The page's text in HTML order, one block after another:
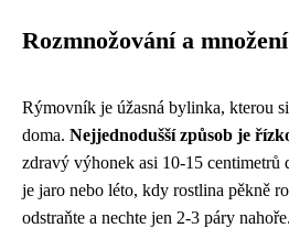
Rozmnožování a
Rýmovník je úžasná bylinka, kterou
doma. Nejjednodušší způsob je
zdravý výhonek asi 10-15 centimetrů
je jaro nebo léto, kdy rostlina pěkně
odstraňte a nechte jen 2-3 páry